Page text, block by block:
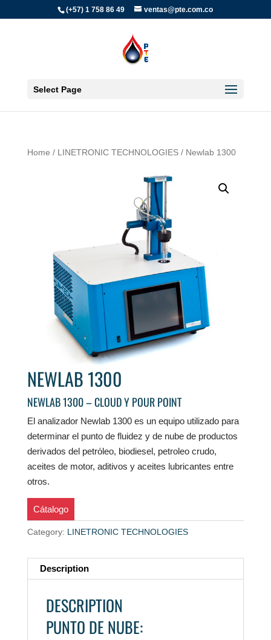
(+57) 1 758 86 49 ventas@pte.com.co
Select Page
Home / LINETRONIC TECHNOLOGIES/ Newlab 1300
NEWLAB 1300
NEWLAB 1300 – CLOUD Y POUR POINT
El analizador Newlab 1300 es un equipo utilizado para
determinar el punto de fluidez y de nube de productos
derivados del petróleo, biodiesel, petroleo crudo,
aceites de motor, aditivos y aceites lubricantes entre
otros.
Cátalogo
Category: LINETRONIC TECHNOLOGIES
Description
DESCRIPTION
PUNTO DE NUBE: